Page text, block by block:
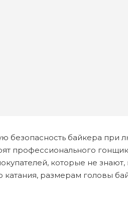
байкера при
профессионального
которые не
размерам головы